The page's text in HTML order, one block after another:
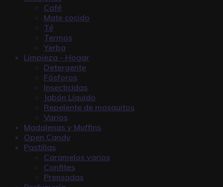
Café
Mate cocido
Té
Termos
Yerba
Limpieza - Hogar
Detergente
Fósforos
Insecticidas
Jabón Líquido
Repelente de mosquitos
Varios
Madalenas y Muffins
Open Candy
Pastillas
Caramelos varios
Confites
Prensadas